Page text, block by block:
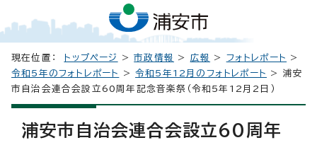
現在位置： トップページ >市政情報 > 広報 > フォトレポート
>
令和5年のフォトレポート
>令和5年12月のフォトレポート
> 浦安
市自治会連合会設立60周年記念音楽祭（令和5年12月2日）
浦安市自治会連合会設立60周年